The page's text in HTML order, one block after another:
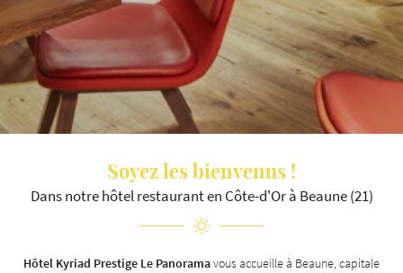
Recopier le code ci-contre
 Rafraîchir le captcha
En cochant cette case, vous consentez à recevoir nos propositions commerciales à l'adresse
email indiqué ci-dessus. Vous pouvez vous désinscrire à tout moment en utilisant
formulaire de désinscription
INSCRIPTION
Soyez les bienvenus !
Dans notre hôtel restaurant en Côte-d'Or à Beaune (21)
Hôtel Kyriad Prestige Le Panoramavous accueille à Beaune, capitale